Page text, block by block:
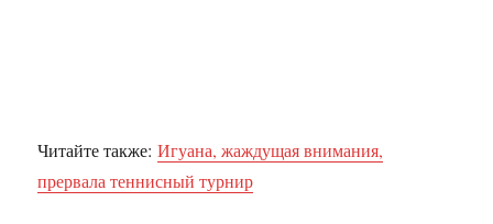
Читайте также:Игуана, жаждущая внимания,
прервала теннисный турнир